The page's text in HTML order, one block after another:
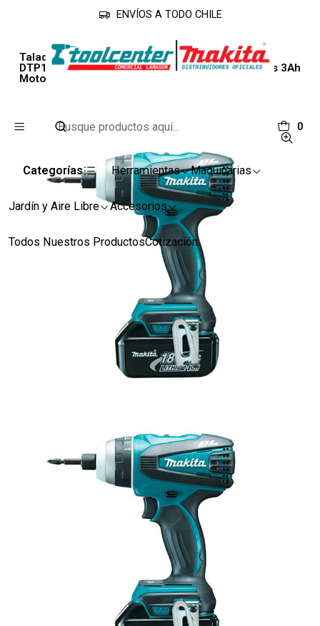
0
Categorías Herramientas Maquinarias
Jardín y Aire Libre Accesorios
Todos Nuestros ProductosCotización
ENVÍOS A TODO CHILE
Inicio Línea Industrial
Atornilladores
Taladro, Atornillador, Percusión, Impacto Max.
DTP141RFE 4 Modos Torque 140 N.m + 2 Baterías 3Ah
Motor BL Makita